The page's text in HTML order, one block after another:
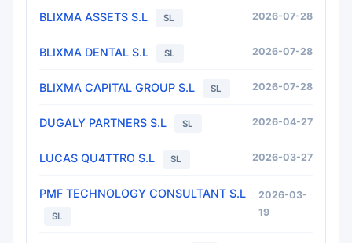
BLIXMA ASSETS S.L SL 2026-07-28
BLIXMA DENTAL S.L SL 2026-07-28
BLIXMA CAPITAL GROUP S.L SL 2026-07-28
DUGALY PARTNERS S.L SL 2026-04-27
LUCAS QU4TTRO S.L SL 2026-03-27
PMF TECHNOLOGY CONSULTANT S.L
SL
2026-03-
19